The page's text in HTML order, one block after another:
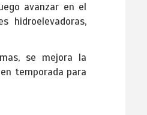
avanzar en el
hidroelevadoras,
se mejora la
temporada para